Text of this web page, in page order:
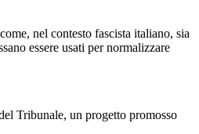
nel contesto fascista italiano, sia
essere usati per normalizzare
Tribunale, un progetto promosso